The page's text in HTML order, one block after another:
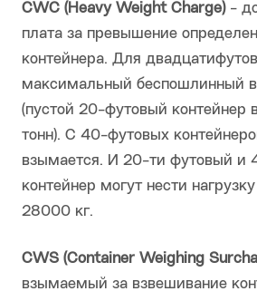
CWC (Heavy Weight Charge)-
плата за превышение
контейнера. Для
максимальный беспошлинный
(пустой 20-футовый контейнер
тонн). С 40-футовых
взымается. И 20-ти футовый и
контейнер могут нести
28000 кг.
CWS (Container Weighing
взымаемый за взвешивание